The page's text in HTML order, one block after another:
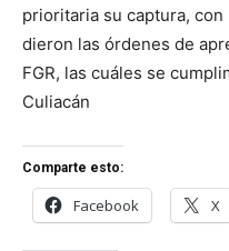
prioritaria su captura,
dieron las órdenes de
FGR, las cuáles se
Culiacán
Comparte esto:
Facebook X